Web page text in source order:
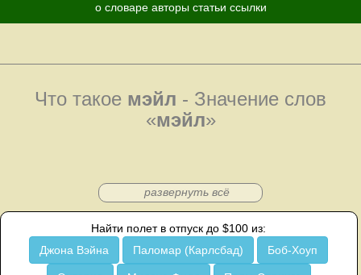
о словаре авторы статьи ссылки
Что такое мэйл - Значение слов
«мэйл»
развернуть всё
Найти полет в отпуск до $100 из:
Джона Вэйна
Паломар (Карлсбад) Боб-Хоуп